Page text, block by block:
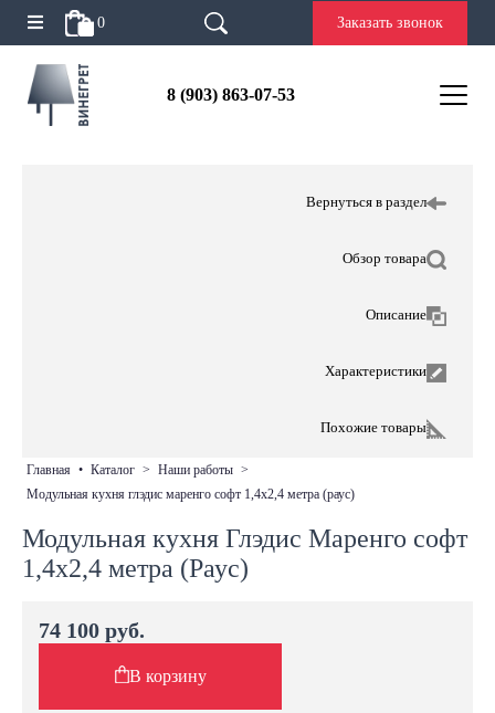
0 Заказать звонок
8 (903) 863-07-53
Вернуться в раздел
Обзор товара
Описание
Характеристики
Похожие товары
главная • каталог > наши работы >
модульная кухня глэдис маренго софт 1,4х2,4 метра (раус)
Модульная кухня Глэдис Маренго софт
1,4х2,4 метра (Раус)
74 100 руб.
В корзину